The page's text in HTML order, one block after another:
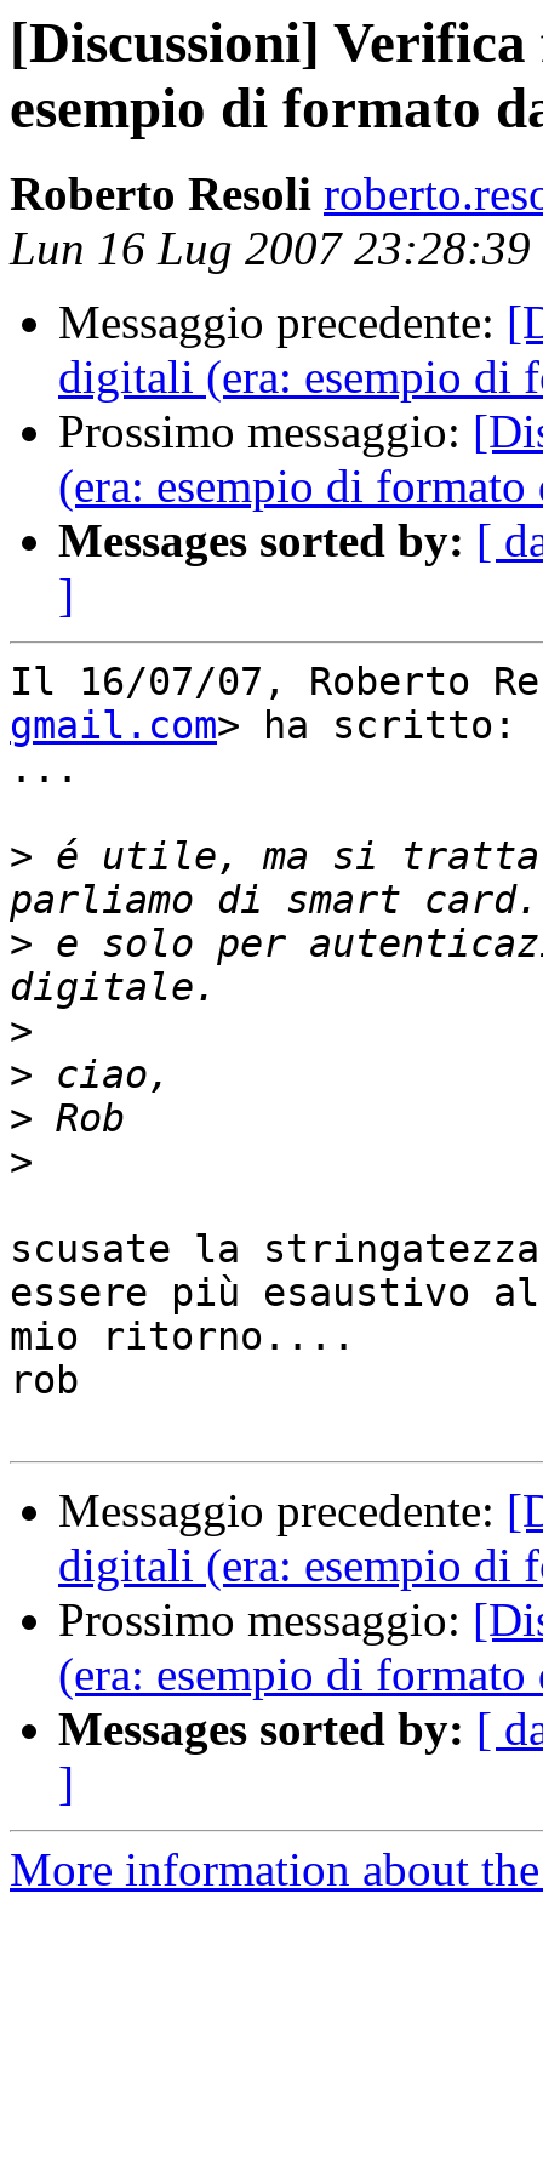
[Discussioni]
esempio di formato
Roberto Resoli
Lun 16 Lug 2007 23:28:39
Messaggio precedente:
digitali (era: esempio di
Prossimo messaggio:
(era: esempio di
Messages sorted by: [
]
Il 16/07/07, Roberto
gmail.com> ha scritto:
...
> é utile, ma si tratta
> e solo per
>
>
>
>
scusate la
essere più esaustivo al
mio ritorno....
rob
Messaggio precedente:
digitali (era: esempio di
Prossimo messaggio:
(era: esempio di
Messages sorted by: [
]
More information about